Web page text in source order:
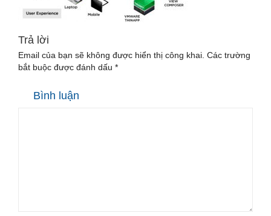
Trả lời
Email của bạn sẽ không được hiển thị công khai. Các trường
bắt buộc được đánh dấu *
Bình luận